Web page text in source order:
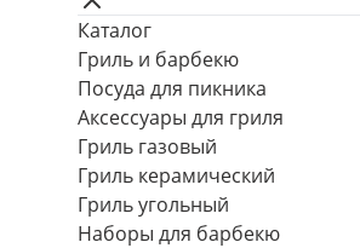
Каталог
Гриль и барбекю
Посуда для пикника
Аксессуары для гриля
Гриль газовый
Гриль керамический
Гриль угольный
Наборы для барбекю